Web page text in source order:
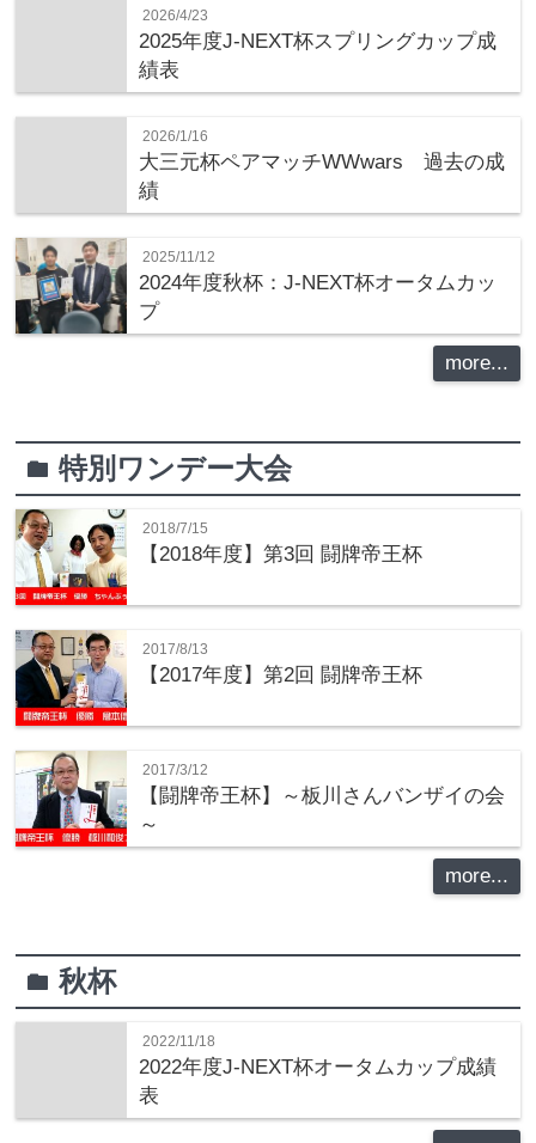
2026/4/23
2025年度J-NEXT杯スプリングカップ成
績表
2026/1/16
大三元杯ペアマッチWWwars 過去の成
績
2025/11/12
2024年度秋杯：J-NEXT杯オータムカッ
プ
more...
folder特別ワンデー大会
2018/7/15
【2018年度】第3回 闘牌帝王杯
2017/8/13
【2017年度】第2回 闘牌帝王杯
2017/3/12
【闘牌帝王杯】～板川さんバンザイの会
～
more...
folder秋杯
2022/11/18
2022年度J-NEXT杯オータムカップ成績
表